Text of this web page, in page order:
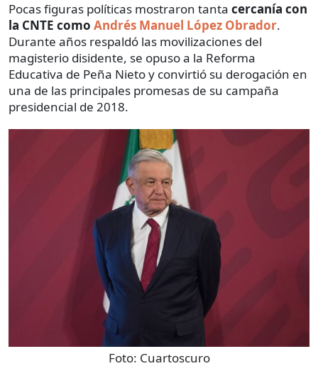
Pocas figuras políticas mostraron tanta cercanía con
la CNTE como Andrés Manuel López Obrador.
Durante años respaldó las movilizaciones del
magisterio disidente, se opuso a la Reforma
Educativa de Peña Nieto y convirtió su derogación en
una de las principales promesas de su campaña
presidencial de 2018.
Foto: Cuartoscuro